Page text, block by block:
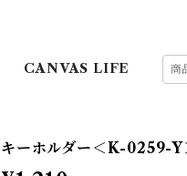
CANVAS LIFE
キーホルダー＜K-0259-Y